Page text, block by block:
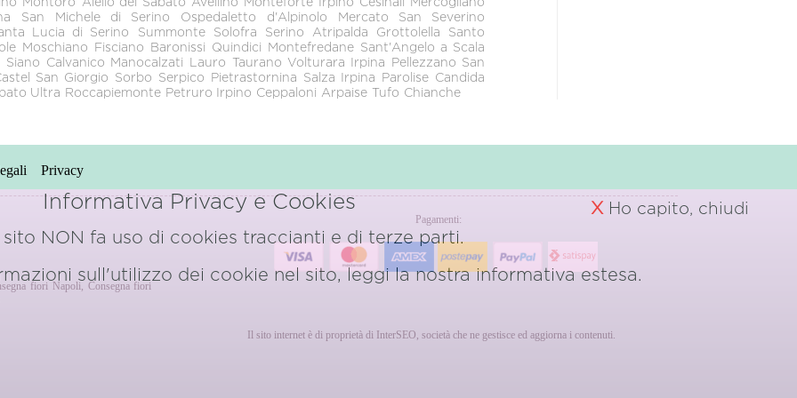
San Michele di Serino Ospedaletto d'Alpinolo
Mercato San Severino
Lucia di Serino Summonte Solofra Serino Atripalda Grottolella
Santo
Moschiano Fisciano Baronissi Quindici Montefredane Sant'Angelo a Scala
Siano Calvanico Manocalzati Lauro Taurano Volturara Irpina Pellezzano San
San Giorgio Sorbo Serpico Pietrastornina Salza Irpina Parolise Candida
Ultra Roccapiemonte Petruro Irpino Ceppaloni Arpaise Tufo Chianche
Privacy
fiori Napoli
Consegna fiori
Pagamenti:
Il sito internet è di proprietà di InterSEO, società che ne gestisce ed aggiorna i contenuti.
Informativa Privacy e Cookies
sito NON fa uso di cookies traccianti e di terze parti.
sull'utilizzo dei cookie nel sito, leggi la nostrainformativa estesa.
X Ho capito, chiudi